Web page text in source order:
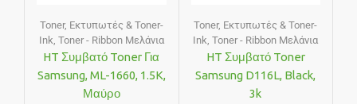
Toner, Εκτυπωτές & Toner-
Ink, Toner - Ribbon Μελάνια
HT Συμβατό Toner Για
Samsung, ML-1660, 1.5K,
Μαύρο
Toner, Εκτυπωτές & Toner-
Ink,Toner - Ribbon Μελάνια
HT Συμβατό Toner
Samsung D116L, Black,
3k